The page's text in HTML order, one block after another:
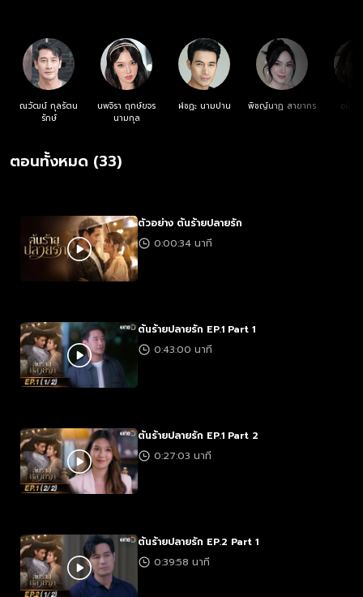
ณวัฒน์ กุลรัตน
รักษ์
นพจิรา ฤกษ์ขจร
นามกุล
ฬชฏะ นามปาน พิชญ์นาฏ สาขากร อมีน
ตอนทั้งหมด (33)
ตัวอย่าง ต้นร้ายปลายรัก
0:00:34 นาที
ต้นร้ายปลายรัก EP.1 Part 1
0:43:00 นาที
ต้นร้ายปลายรัก EP.1 Part 2
0:27:03 นาที
ต้นร้ายปลายรัก EP.2 Part 1
0:39:58 นาที